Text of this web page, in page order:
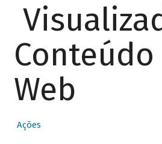
Web
Ações